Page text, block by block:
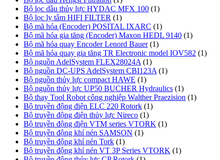
Bộ lọc dầu thủy lực HYDAC MFX 100 (1)
Bộ lọc ly tâm HIFI FILTER (1)
Bộ mã hóa (Encoder) POSITAL IXARC (1)
Bộ mã hóa gia tăng (Encoder) Maxon HEDL 9140 (1)
Bộ mã hóa quay Encoder Lenord Bauer (1)
Bộ mã hóa quay gia tăng TR Electronic model IOV582 (1)
Bộ nguồn AdelSystem FLEX28024A (1)
Bộ nguồn DC-UPS AdelSystem CBI123A (1)
Bộ nguồn thủy lực compact HAWE (1)
Bộ nguồn thủy lực UP50 BUCHER Hydraulics (1)
Bộ thay Tool Robot công nghiệp Walther Praezision (1)
Bộ truyền động điện ELC 220 Rotork (1)
Bộ truyền động điện thủy lực Nireco (1)
Bộ truyền động điện VTM series VTORK (1)
Bộ truyền động khí nén SAMSON (1)
Bộ truyền động khí nén Tork (1)
Bộ truyền động khí nén VT 3P Series VTORK (1)